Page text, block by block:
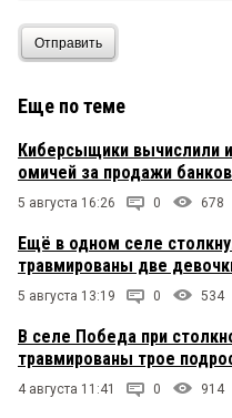
Отправить
Еще по теме
Киберсыщики вычислили
омичей за продажи
5 августа 16:26 0 678
Ещё в одном селе
травмированы две
5 августа 13:19 0 534
В селе Победа при
травмированы трое
4 августа 11:41 0 914